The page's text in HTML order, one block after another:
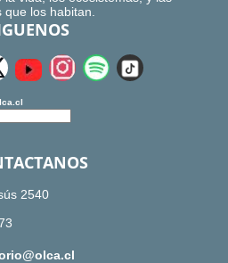
que los habitan.
2540